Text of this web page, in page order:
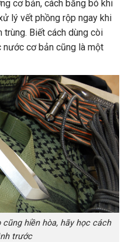
cơ bản, cách băng bó khi
lý vết phồng rộp ngay khi
trùng. Biết cách dùng còi
nước cơ bản cũng là một
hiền hòa, hãy học cách
trước